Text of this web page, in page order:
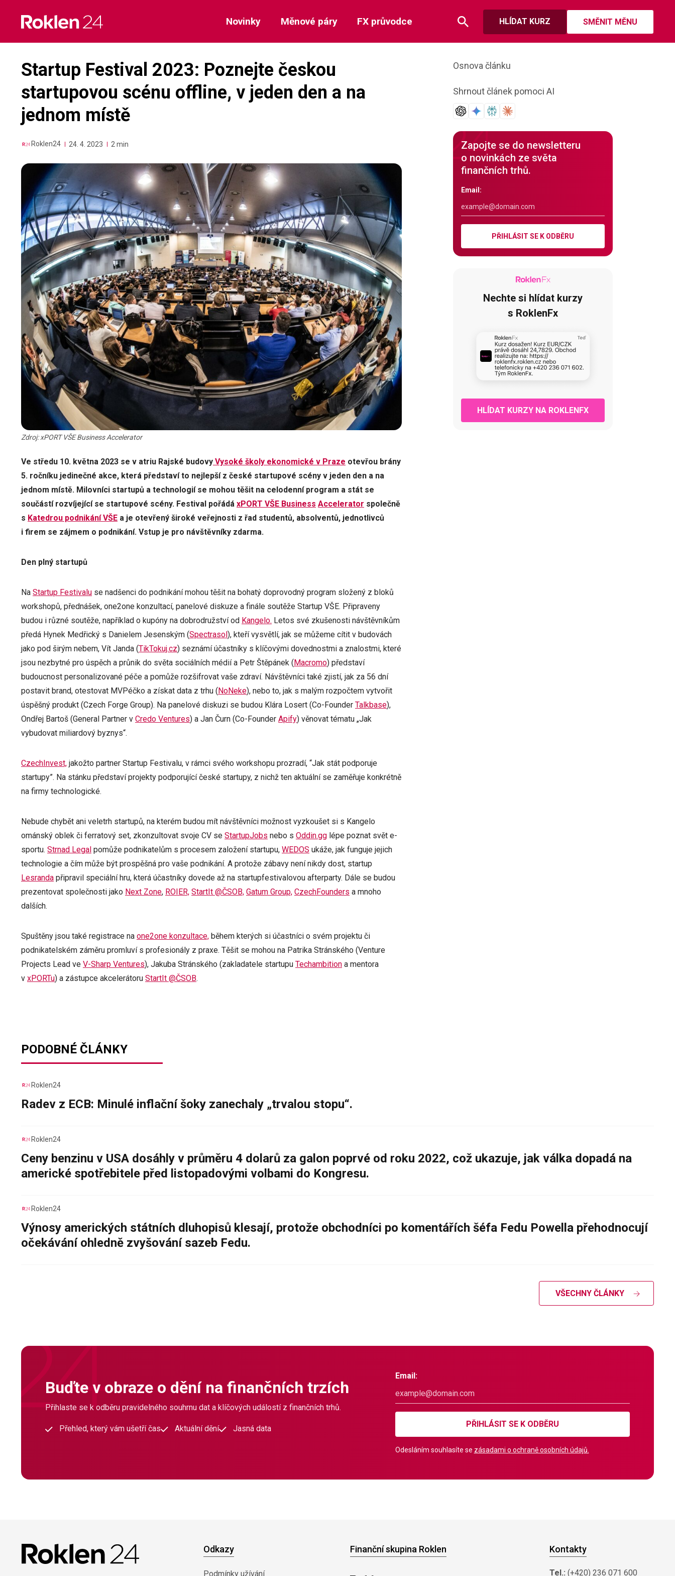
content
HLÍDAT KURZ SMĚNIT MĚNU
Novinky Měnové páry FX průvodce
Startup Festival 2023: Poznejte českou
startupovou scénu offline, v jeden den a na
jednom místě
Roklen24 24. 4. 2023 2 min
Zdroj: xPORT VŠE Business Accelerator
Ve středu 10. května 2023 se v atriu Rajské budovy Vysoké školy ekonomické v Praze otevřou brány
5. ročníku jedinečné akce, která představí to nejlepší z české startupové scény v jeden den a na
jednom místě. Milovníci startupů a technologií se mohou těšit na celodenní program a stát se
součástí rozvíjející se startupové scény. Festival pořádá xPORT VŠE Business Accelerator společně
s Katedrou podnikání VŠE a je otevřený široké veřejnosti z řad studentů, absolventů, jednotlivců
i firem se zájmem o podnikání. Vstup je pro návštěvníky zdarma.
Den plný startupů
Na Startup Festivalu se nadšenci do podnikání mohou těšit na bohatý doprovodný program složený z bloků
workshopů, přednášek, one2one konzultací, panelové diskuze a finále soutěže Startup VŠE. Připraveny
budou i různé soutěže, například o kupóny na dobrodružství od Kangelo. Letos své zkušenosti návštěvníkům
předá Hynek Medřický s Danielem Jesenským (Spectrasol), kteří vysvětlí, jak se můžeme cítit v budovách
jako pod širým nebem, Vít Janda (TikTokuj.cz) seznámí účastníky s klíčovými dovednostmi a znalostmi, které
jsou nezbytné pro úspěch a průnik do světa sociálních médií a Petr Štěpánek (Macromo) představí
budoucnost personalizované péče a pomůže rozšifrovat vaše zdraví. Návštěvníci také zjistí, jak za 56 dní
postavit brand, otestovat MVPéčko a získat data z trhu (NoNeke), nebo to, jak s malým rozpočtem vytvořit
úspěšný produkt (Czech Forge Group). Na panelové diskuzi se budou Klára Losert (Co-Founder Talkbase),
Ondřej Bartoš (General Partner v Credo Ventures) a Jan Čurn (Co-Founder Apify) věnovat tématu „Jak
vybudovat miliardový byznys“.
CzechInvest, jakožto partner Startup Festivalu, v rámci svého workshopu prozradí, “Jak stát podporuje
startupy”. Na stánku představí projekty podporující české startupy, z nichž ten aktuální se zaměřuje konkrétně
na firmy technologické.
Nebude chybět ani veletrh startupů, na kterém budou mít návštěvníci možnost vyzkoušet si s Kangelo
ománský oblek či ferratový set, zkonzultovat svoje CV se StartupJobs nebo s Oddin.gg lépe poznat svět e-
sportu. Strnad Legal pomůže podnikatelům s procesem založení startupu, WEDOS ukáže, jak funguje jejich
technologie a čím může být prospěšná pro vaše podnikání. A protože zábavy není nikdy dost, startup
Lesranda připravil speciální hru, která účastníky dovede až na startupfestivalovou afterparty. Dále se budou
prezentovat společnosti jako Next Zone, ROIER, StartIt @ČSOB, Gatum Group, CzechFounders a mnoho
dalších.
Spuštěny jsou také registrace na one2one konzultace, během kterých si účastníci o svém projektu či
podnikatelském záměru promluví s profesionály z praxe. Těšit se mohou na Patrika Stránského (Venture
Projects Lead ve V-Sharp Ventures), Jakuba Stránského (zakladatele startupu Techambition a mentora
v xPORTu) a zástupce akcelerátoru StartIt @ČSOB.
Osnova článku
Shrnout článek pomoci AI
Zapojte se do newsletteru
o novinkách ze světa
finančních trhů.
Email:
PŘIHLÁSIT SE K ODBĚRU
Nechte si hlídat kurzy
s RoklenFx
HLÍDAT KURZY NA ROKLENFX
PODOBNÉ ČLÁNKY
Roklen24
Radev z ECB: Minulé inflační šoky zanechaly „trvalou stopu“.
Roklen24
Ceny benzinu v USA dosáhly v průměru 4 dolarů za galon poprvé od roku 2022, což ukazuje, jak válka dopadá na
americké spotřebitele před listopadovými volbami do Kongresu.
Roklen24
Výnosy amerických státních dluhopisů klesají, protože obchodníci po komentářích šéfa Fedu Powella přehodnocují
očekávání ohledně zvyšování sazeb Fedu.
VŠECHNY ČLÁNKY
Buďte v obraze o dění na finančních trzích
Přihlaste se k odběru pravidelného souhrnu dat a klíčových událostí z finančních trhů.
Přehled, který vám ušetří čas Aktuální dění Jasná data
Email:
PŘIHLÁSIT SE K ODBĚRU
Odesláním souhlasíte se zásadami o ochraně osobních údajů.
Odkazy
Podmínky užívání
Finanční skupina Roklen Kontakty
Tel.: (+420) 236 071 600